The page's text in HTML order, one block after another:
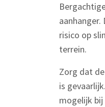
risico op
terrein.
Zorg dat
is
mogelijk bij